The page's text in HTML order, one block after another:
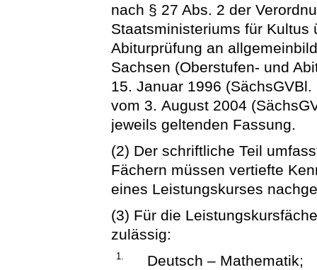
nach § 27 Abs. 2 der
Staatsministeriums für
Abiturprüfung an
Sachsen (Oberstufen- und
15. Januar 1996
vom 3. August 2004
jeweils geltenden Fassung.
(2) Der schriftliche Teil
Fächern müssen vertiefte
eines Leistungskurses
(3) Für die
zulässig:
1. Deutsch – Mathematik;